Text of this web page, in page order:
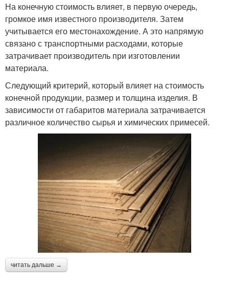
На конечную стоимость влияет, в первую очередь,
громкое имя известного производителя. Затем
учитывается его местонахождение. А это напрямую
связано с транспортными расходами, которые
затрачивает производитель при изготовлении
материала.
Следующий критерий, который влияет на стоимость
конечной продукции, размер и толщина изделия. В
зависимости от габаритов материала затрачивается
различное количество сырья и химических примесей.
читать дальше →